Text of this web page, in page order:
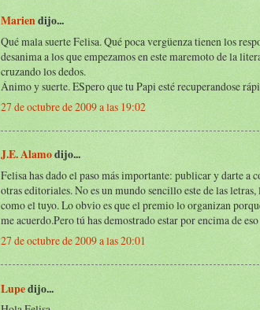
Mariendijo...
Qué mala suerte Felisa. Qué poca vergüenza tienen los
desanima a los que empezamos en este maremoto de la
cruzando los dedos.
Ánimo y suerte. ESpero que tu Papi esté recuperandose
27 de octubre de 2009 a las 19:02
J.E. Alamodijo...
Felisa has dado el paso más importante: publicar y darte a
otras editoriales. No es un mundo sencillo este de las letras,
como el tuyo. Lo obvio es que el premio lo organizan
me acuerdo.Pero tú has demostrado estar por encima de
27 de octubre de 2009 a las 20:01
Lupedijo...